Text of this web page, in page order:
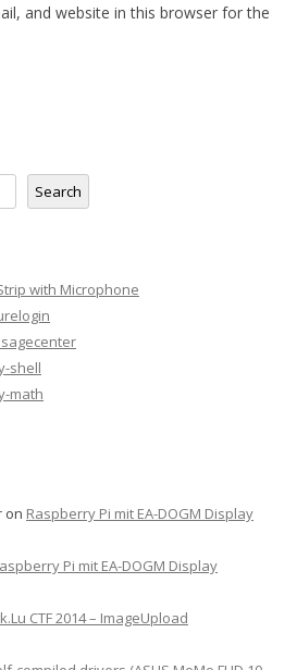
and website in this browser for the
Search
with Microphone
shell
math
on Raspberry Pi mit EA-DOGM Display
Pi mit EA-DOGM Display
CTF 2014 – ImageUpload